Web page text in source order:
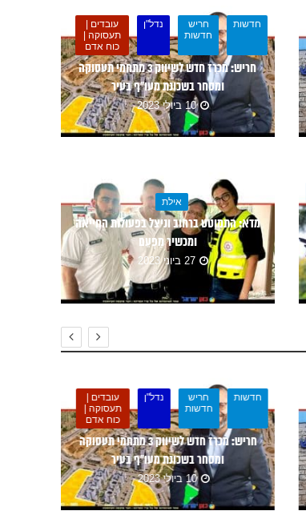
חדשות
חריש
חדשות
נדל"ן
עובדים |
תעסוקה |
כוח אדם
חריש: מכרז חדש לשיווק 3 מתחמי תעסוקה
ומסחר בשכונת מעו”ף בעיר
10 ביולי 2023
אילת
מדא: התמוטט ברחוב וניצל בפעולות החייאה
ומכשיר מַפְעֵם
27 ביוני 2023
חדשות
חריש
חדשות
נדל"ן
עובדים |
תעסוקה |
כוח אדם
חריש: מכרז חדש לשיווק 3 מתחמי תעסוקה
ומסחר בשכונת מעו”ף בעיר
10 ביולי 2023